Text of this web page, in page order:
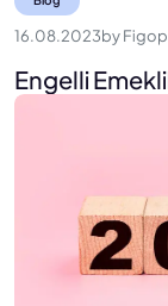
16.08.2023by
Engelli